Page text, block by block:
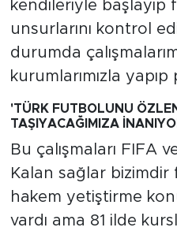
kendileriyle başlayıp
unsurlarını kontrol
durumda
kurumlarımızla yapıp
'TÜRK FUTBOLUNU
TAŞIYACAĞIMIZA
Bu çalışmaları FIFA
Kalan sağlar
hakem yetiştirme
vardı ama 81 ilde